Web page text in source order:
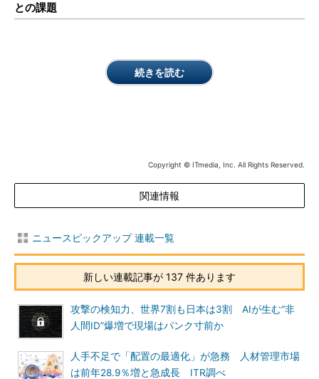
との課題
続きを読む
Copyright © ITmedia, Inc. All Rights Reserved.
関連情報
ニュースピックアップ 連載一覧
新しい連載記事が 137 件あります
攻撃の検知力、世界7割も日本は3割 AIが生む“非
人間ID”爆増で現場はパンク寸前か
人手不足で「配置の最適化」が急務 人材管理市場
は前年28.9％増と急成長 ITR調べ